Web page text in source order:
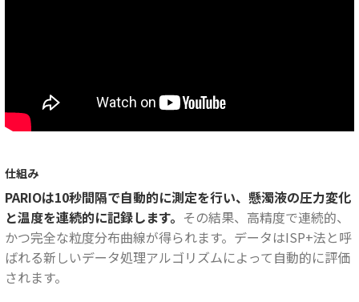
仕組み
PARIOは10秒間隔で自動的に測定を行い、懸濁液の圧力変化
と温度を連続的に記録します。 その結果、高精度で連続的、
かつ完全な粒度分布曲線が得られます。データはISP+法と呼
ばれる新しいデータ処理アルゴリズムによって自動的に評価
されます。